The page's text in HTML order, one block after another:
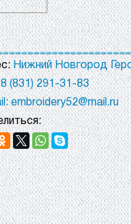
Нижний Новгород
(831) 291-31-83
embroidery52@mail.ru